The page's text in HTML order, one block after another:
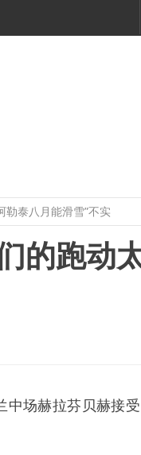
的跑动
中场赫拉芬贝赫接